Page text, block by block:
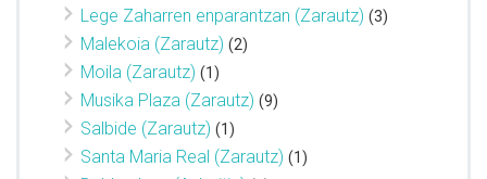
Lege Zaharren enparantzan (Zarautz) (3)
Malekoia (Zarautz) (2)
Moila (Zarautz) (1)
Musika Plaza (Zarautz) (9)
Salbide (Zarautz) (1)
Santa Maria Real (Zarautz) (1)